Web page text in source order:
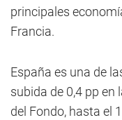
principales
Francia.
España es una de
subida de 0,4 pp en
del Fondo, hasta el